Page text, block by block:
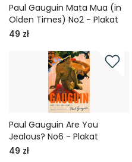
Paul Gauguin Mata Mua (in
Olden Times) No2 - Plakat
49 zł
Paul Gauguin Are You
Jealous? No6 - Plakat
49 zł